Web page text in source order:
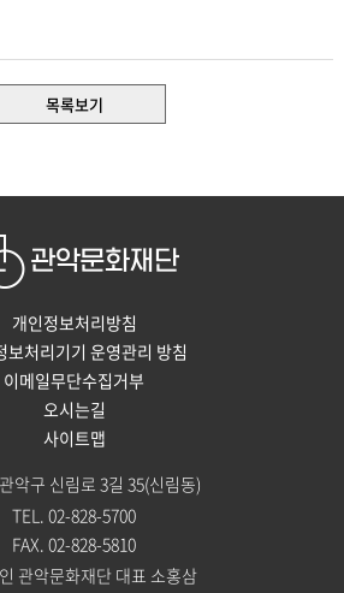
목록보기
개인정보처리방침
보처리기기 운영관리 방침
이메일무단수집거부
오시는길
사이트맵
악구 신림로 3길 35(신림동)
TEL. 02-828-5700
FAX. 02-828-5810
관악문화재단 대표 소홍삼